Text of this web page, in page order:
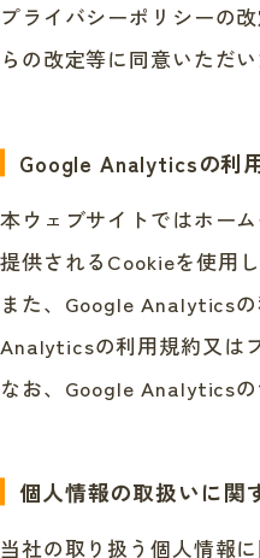
プライバシーポリシーの
らの改定等に同意いただ
Google Analyticsの利
本ウェブサイトではホー
提供されるCookieを使用
また、Google Analytics
Analyticsの利用規約又は
なお、Google Analyticsの
個人情報の取扱いに関
当社の取り扱う個人情報